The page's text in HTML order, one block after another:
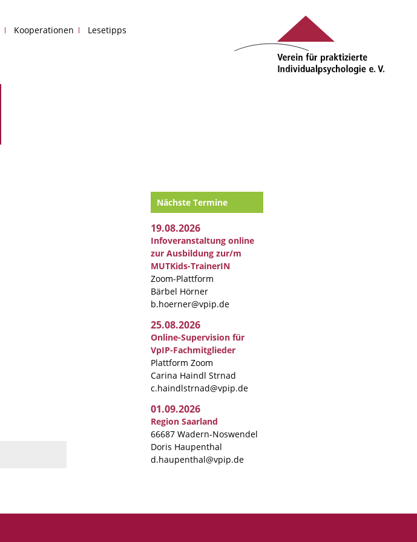
Kooperationen Lesetipps
Nächste Termine
19.08.2026
Infoveranstaltung online
zur Ausbildung zur/m
MUTKids-TrainerIN
Zoom-Plattform
Bärbel Hörner
b.hoerner@vpip.de
25.08.2026
Online-Supervision für
VpIP-Fachmitglieder
Plattform Zoom
Carina Haindl Strnad
c.haindlstrnad@vpip.de
01.09.2026
Region Saarland
66687 Wadern-Noswendel
Doris Haupenthal
d.haupenthal@vpip.de